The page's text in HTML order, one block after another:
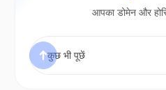
आपका डोमेन और